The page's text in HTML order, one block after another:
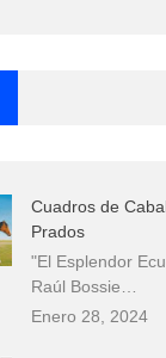
Cuadros de
Prados
"El Esplendor
Raúl Bossie…
Enero 28, 2024